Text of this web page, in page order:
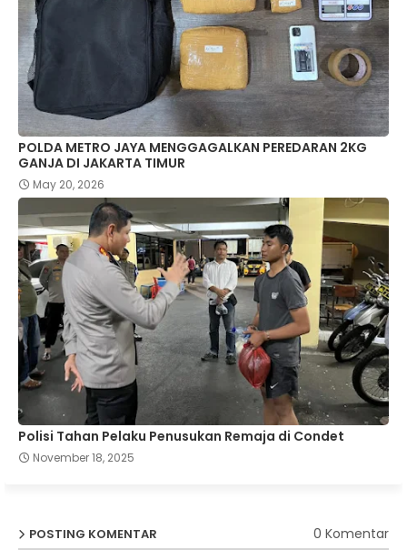
POLDA METRO JAYA MENGGAGALKAN PEREDARAN 2KG
GANJA DI JAKARTA TIMUR
May 20, 2026
Polisi Tahan Pelaku Penusukan Remaja di Condet
November 18, 2025
POSTING KOMENTAR 0 Komentar